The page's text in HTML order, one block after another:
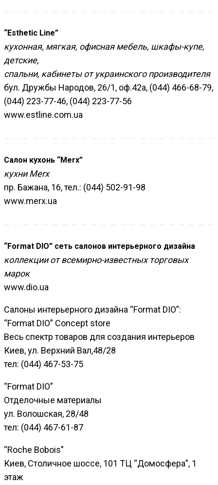
“Esthetic Line”
кухонная, мягкая, офисная мебель, шкафы-купе,
детские,
спальни, кабинеты от украинского производителя
бул. Дружбы Народов, 26/1, оф.42а, (044) 466-68-79,
(044) 223-77-46, (044) 223-77-56
www.estline.com.ua
Салон кухонь “Merx”
кухни Merx
пр. Бажана, 16, тел.: (044) 502-91-98
www.merx.ua
“Format DIO” сеть салонов интерьерного дизайна
коллекции от всемирно-известных торговых
марок
www.dio.ua
Салоны интерьерного дизайна “Format DIO”:
“Format DIO” Concept store
Весь спектр товаров для создания интерьеров
Киев, ул. Верхний Вал,48/28
тел: (044) 467-53-75
“Format DIO”
Отделочные материалы
ул. Волошская, 28/48
тел: (044) 467-61-87
“Roche Bobois”
Киев, Столичное шоссе, 101 ТЦ “Домосфера”, 1
этаж